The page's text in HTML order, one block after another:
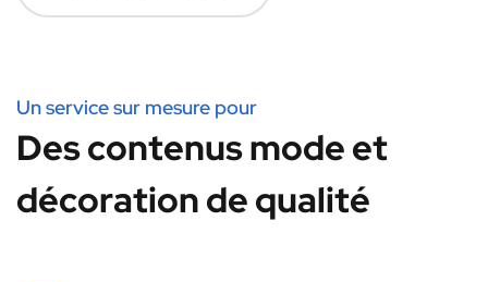
Un service sur mesure pour
Des contenus mode et
décoration de qualité